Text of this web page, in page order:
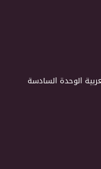
الوحدة السادسة